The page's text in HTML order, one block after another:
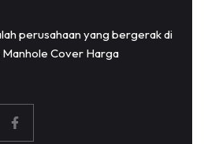
perusahaan yang bergerak di
Cover Harga